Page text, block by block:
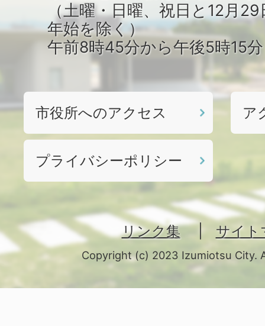
（土曜・日曜、祝日と12月
年始を除く）
午前8時45分から午後5時15
市役所へのアクセス ア
プライバシーポリシー
リンク集 サイト
Copyright (c) 2023 Izumiotsu City.